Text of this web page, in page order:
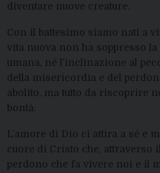
diventare nuove creature.
Con il battesimo siamo nati a
vita nuova non ha soppresso
umana, né l’inclinazione al
della misericordia e del
abolito, ma tutto da riscoprire
bontà.
L’amore di Dio ci attira a sé e
cuore di Cristo che, attraverso
perdono che fa vivere noi e il